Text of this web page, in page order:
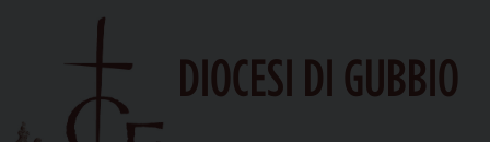
DIOCESI DI GUBBIO